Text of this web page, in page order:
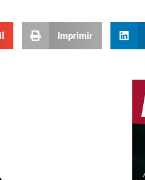
Imprimir